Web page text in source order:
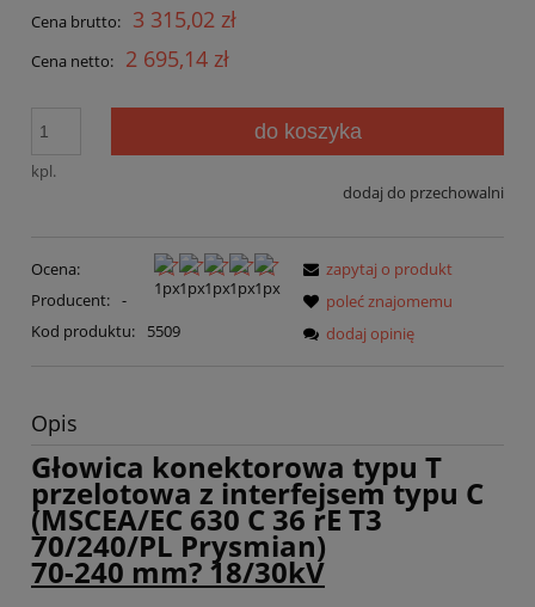
Cena brutto: 3 315,02 zł
Cena netto: 2 695,14 zł
kpl.
do koszyka
dodaj do przechowalni
Ocena:
Producent: -
Kod produktu:
5509
zapytaj o produkt
poleć znajomemu
dodaj opinię
Opis
Głowica konektorowa typu T
przelotowa z interfejsem typu C
(MSCEA/EC 630 C 36 rE T3
70/240/PL Prysmian)
70-240 mm? 18/30kV